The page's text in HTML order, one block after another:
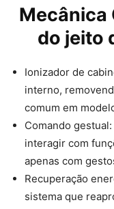
Mecânica
do jeito
Ionizador de
interno,
comum em
Comando
interagir com
apenas com
Recuperação
sistema que